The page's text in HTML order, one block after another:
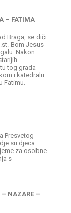
– FATIMA
Braga, se diči
Bom Jesus
Nakon
tog grada
i katedralu
Fatimu.
Presvetog
su djeca
za osobne
s
NAZARE –